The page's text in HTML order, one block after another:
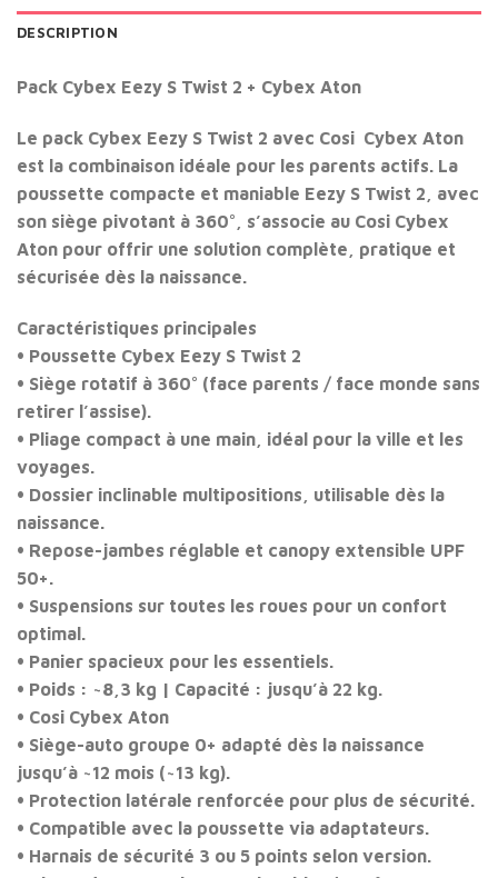
DESCRIPTION
Pack Cybex Eezy S Twist 2 + Cybex Aton
Le pack Cybex Eezy S Twist 2 avec Cosi Cybex Aton
est la combinaison idéale pour les parents actifs. La
poussette compacte et maniable Eezy S Twist 2 , avec
son siège pivotant à 360°, s’associe au Cosi Cybex
Aton pour offrir une solution complète, pratique et
sécurisée dès la naissance.
Caractéristiques principales
• Poussette Cybex Eezy S Twist 2
• Siège rotatif à 360° (face parents / face monde sans
retirer l’assise).
• Pliage compact à une main, idéal pour la ville et les
voyages.
• Dossier inclinable multipositions, utilisable dès la
naissance.
• Repose-jambes réglable et canopy extensible UPF
50+.
• Suspensions sur toutes les roues pour un confort
optimal.
• Panier spacieux pour les essentiels.
• Poids : ~8,3 kg | Capacité : jusqu’à 22 kg.
• Cosi Cybex Aton
• Siège-auto groupe 0+ adapté dès la naissance
jusqu’à ~12 mois (~13 kg).
• Protection latérale renforcée pour plus de sécurité.
• Compatible avec la poussette via adaptateurs.
• Harnais de sécurité 3 ou 5 points selon version.